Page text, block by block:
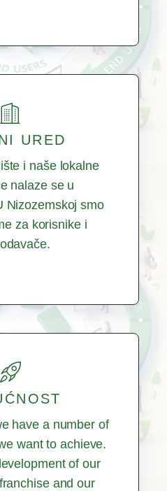
URED
i naše lokalne
nalaze se u
Nizozemskoj smo
za korisnike i
have a number of
want to achieve.
of our
and our